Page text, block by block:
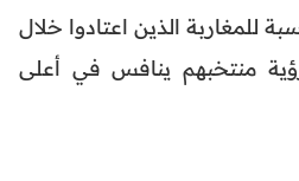
للمغاربة الذين اعتادوا خلال
منتخبهم ينافس في أعلى